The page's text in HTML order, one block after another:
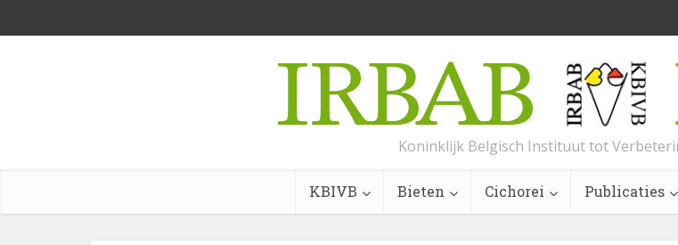
Koninklijk Belgisch Instituut tot
KBIVB Bieten Cichorei Publicaties